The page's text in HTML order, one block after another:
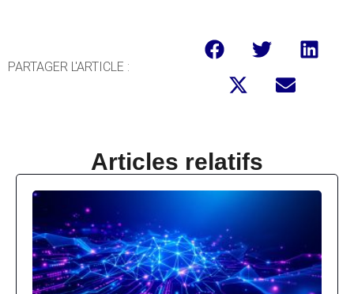
PARTAGER L'ARTICLE :
Articles relatifs